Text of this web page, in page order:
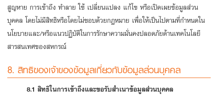
สูญหาย การเข้าถึง ทำลาย ใช้ เปลี่ยนแปลง แก้ไข หรือเปิดเผยข้อมูลส่วน
บุคคล โดยไม่มีสิทธิหรือโดยไม่ชอบด้วยกฎหมาย เพื่อให้เป็นไปตามที่กำหนดใน
นโยบายและ/หรือแนวปฏิบัติในการรักษาความมั่นคงปลอดภัยด้านเทคโนโลยี
สารสนเทศของสหกรณ์
8. สิทธิของเจ้าของข้อมูลเกี่ยวกับข้อมูลส่วนบุคคล
8.1 สิทธิในการเข้าถึงและขอรับสำเนาข้อมูลส่วนบุคคล